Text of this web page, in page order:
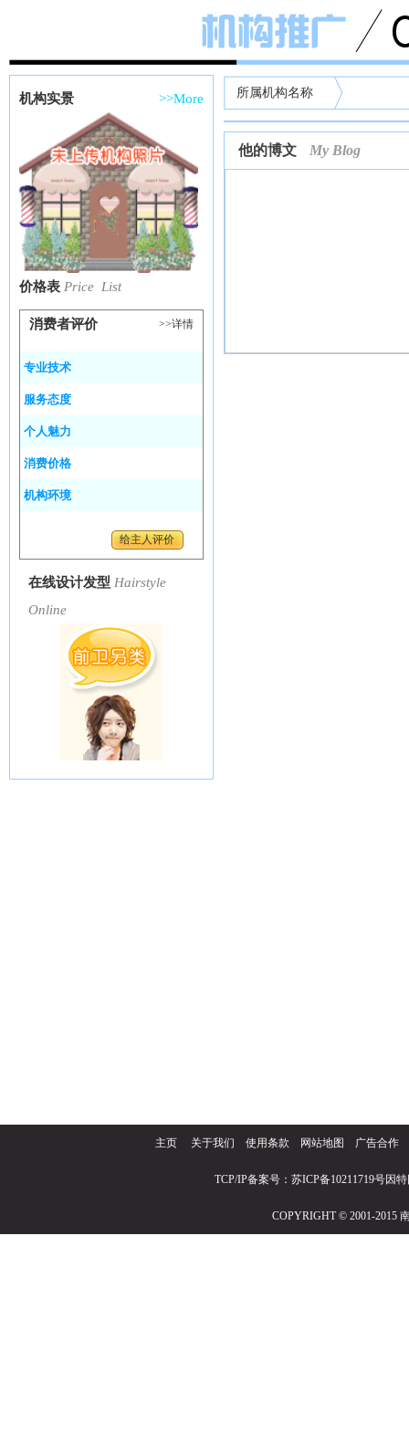
机构实景 >>More
价格表 Price List
消费者评价 >>详情
专业技术
服务态度
个人魅力
消费价格
机构环境
给主人评价
在线设计发型 Hairstyle
Online
所属机构名称
他的博文 My Blog
主页 关于我们 使用条款 网站地图 广告合作
TCP/IP备案号：苏ICP备10211719号因
COPYRIGHT © 2001-2015